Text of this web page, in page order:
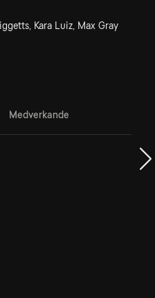
Kara Luiz, Max Gray
Medverkande